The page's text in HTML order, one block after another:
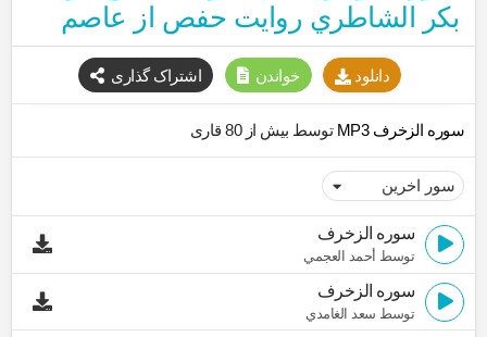
بكر الشاطري روایت حفص از عاصم
دانلود خواندن اشتراک گذاری
سوره الزخرف MP3 توسط بیش از 80 قاری
سوره الزخرف
توسط أحمد العجمي
سوره الزخرف
توسط سعد الغامدي